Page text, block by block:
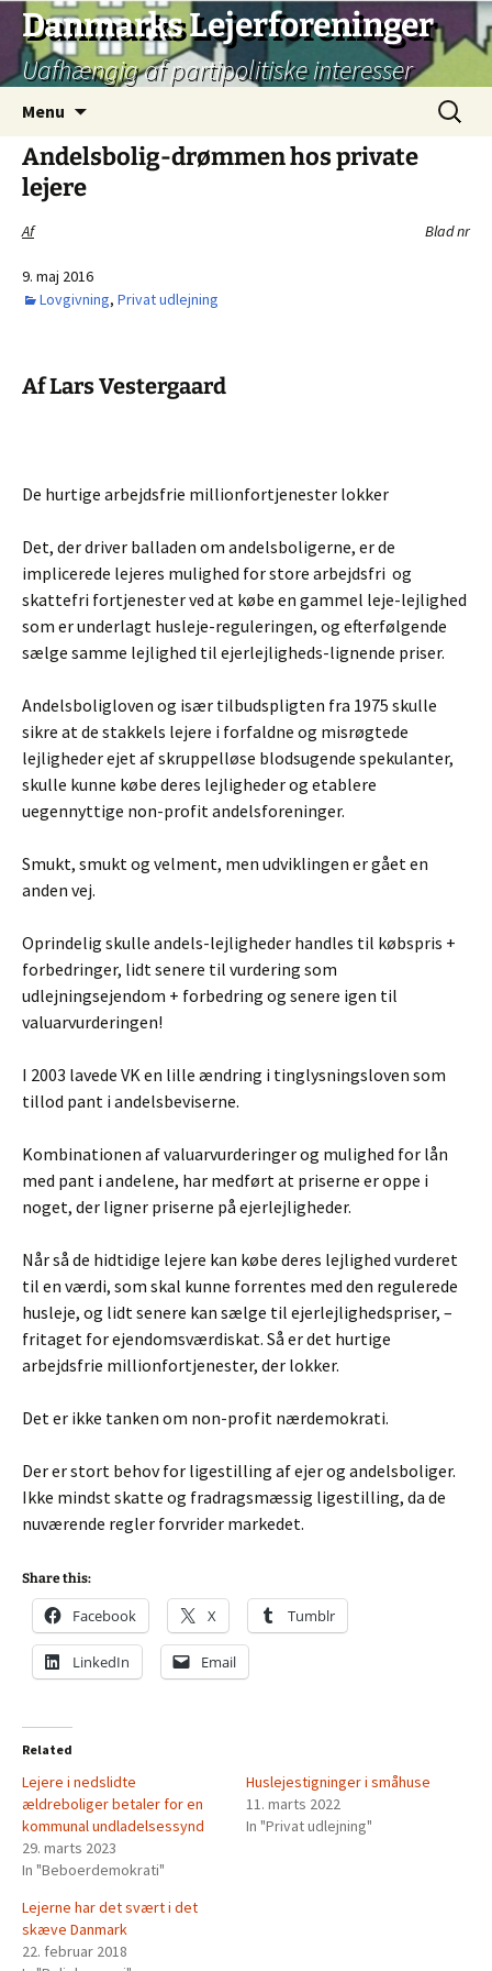
Hop
indhold
Danmarks Lejerforeninger
Uafhængig af partipolitiske interesser
Menu
Søg
efter:
Andelsbolig-drømmen hos private
lejere
Af Blad nr
9. maj 2016
Lovgivning, Privat udlejning
Af Lars Vestergaard
De hurtige arbejdsfrie millionfortjenester lokker
Det, der driver balladen om andelsboligerne, er de
implicerede lejeres mulighed for store arbejdsfri og
skattefri fortjenester ved at købe en gammel leje-lejlighed
som er underlagt husleje-reguleringen, og efterfølgende
sælge samme lejlighed til ejerlejligheds-lignende priser.
Andelsboligloven og især tilbudspligten fra 1975 skulle
sikre at de stakkels lejere i forfaldne og misrøgtede
lejligheder ejet af skruppelløse blodsugende spekulanter,
skulle kunne købe deres lejligheder og etablere
uegennyttige non-profit andelsforeninger.
Smukt, smukt og velment, men udviklingen er gået en
anden vej.
Oprindelig skulle andels-lejligheder handles til købspris +
forbedringer, lidt senere til vurdering som
udlejningsejendom + forbedring og senere igen til
valuarvurderingen!
I 2003 lavede VK en lille ændring i tinglysningsloven som
tillod pant i andelsbeviserne.
Kombinationen af valuarvurderinger og mulighed for lån
med pant i andelene, har medført at priserne er oppe i
noget, der ligner priserne på ejerlejligheder.
Når så de hidtidige lejere kan købe deres lejlighed vurderet
til en værdi, som skal kunne forrentes med den regulerede
husleje, og lidt senere kan sælge til ejerlejlighedspriser, –
fritaget for ejendomsværdiskat. Så er det hurtige
arbejdsfrie millionfortjenester, der lokker.
Det er ikke tanken om non-profit nærdemokrati.
Der er stort behov for ligestilling af ejer og andelsboliger.
Ikke mindst skatte og fradragsmæssig ligestilling, da de
nuværende regler forvrider markedet.
Share this:
Facebook X Tumblr
LinkedIn Email
Related
Lejere i nedslidte
ældreboliger betaler for en
kommunal undladelsessynd
29. marts 2023
In "Beboerdemokrati"
Huslejestigninger i småhuse
11. marts 2022
In "Privat udlejning"
Lejerne har det svært i det
skæve Danmark
22. februar 2018